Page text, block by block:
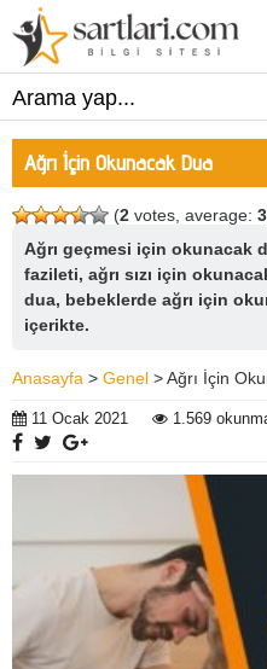
Ağrı İçin Okunacak Dua
(2 votes, average:
Ağrı geçmesi için okunacak
fazileti, ağrı sızı için
dua, bebeklerde ağrı için
içerikte.
Anasayfa > Genel > Ağrı İçin
11 Ocak 2021 1.569